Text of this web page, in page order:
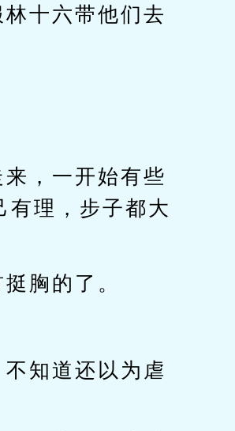
十六带他们去
，一开始有些
有理，步子都大
胸的了。
知道还以为虐